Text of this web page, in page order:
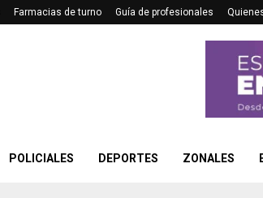
Farmacias de turno Guía de profesionales
POLICIALES DEPORTES ZONALES